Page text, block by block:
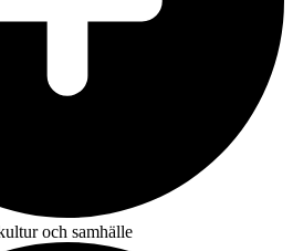
och samhälle